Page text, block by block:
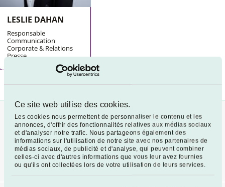
Ce site web utilise des cookies.
Les cookies nous permettent de personnaliser le contenu et les
annonces, d'offrir des fonctionnalités relatives aux médias sociaux
et d'analyser notre trafic. Nous partageons également des
informations sur l'utilisation de notre site avec nos partenaires de
médias sociaux, de publicité et d'analyse, qui peuvent combiner
celles-ci avec d'autres informations que vous leur avez fournies
ou qu'ils ont collectées lors de votre utilisation de leurs services.
LESLIE DAHAN
Responsable
Communication
Corporate & Relations
Presse
NOUS SUIVRE
LinkedinYouTube